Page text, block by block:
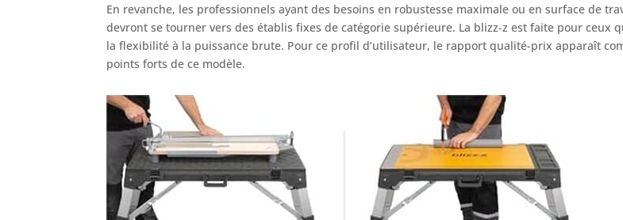
En revanche, les professionnels ayant des besoins en robustesse maximale ou en surface de
devront se tourner vers des établis fixes de catégorie supérieure. La blizz-z est faite pour ceux
la flexibilité à la puissance brute. Pour ce profil d’utilisateur, le rapport qualité-prix apparaît
points forts de ce modèle.